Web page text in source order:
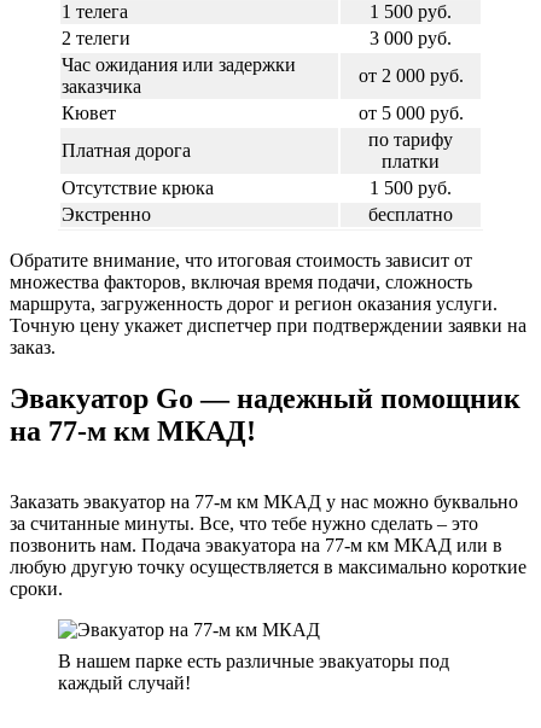
1 телега
1 500 руб.
2 телеги
3 000 руб.
Час ожидания или задержки
заказчика
от 2 000 руб.
Кювет
от 5 000 руб.
Платная дорога
по тарифу
платки
Отсутствие крюка
1 500 руб.
Экстренно
бесплатно
Обратите внимание, что итоговая стоимость зависит от
множества факторов, включая время подачи, сложность
маршрута, загруженность дорог и регион оказания услуги.
Точную цену укажет диспетчер при подтверждении заявки на
заказ.
Эвакуатор Go — надежный помощник
на 77-м км МКАД!
Заказать эвакуатор на 77-м км МКАД у нас можно буквально
за считанные минуты. Все, что тебе нужно сделать – это
позвонить нам. Подача эвакуатора на 77-м км МКАД или в
любую другую точку осуществляется в максимально короткие
сроки.
В нашем парке есть различные эвакуаторы под
каждый случай!